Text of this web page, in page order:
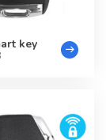
key